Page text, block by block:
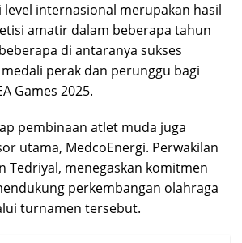
internasional merupakan hasil
amatir dalam beberapa tahun
di antaranya sukses
perak dan perunggu bagi
Games 2025.
pembinaan atlet muda juga
utama, MedcoEnergi. Perwakilan
Tedriyal, menegaskan komitmen
perkembangan olahraga
turnamen tersebut.